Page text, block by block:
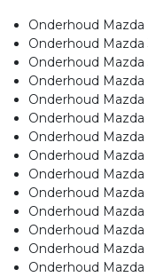
Onderhoud Mazda
Onderhoud Mazda
Onderhoud Mazda
Onderhoud Mazda
Onderhoud Mazda
Onderhoud Mazda
Onderhoud Mazda
Onderhoud Mazda
Onderhoud Mazda
Onderhoud Mazda
Onderhoud
Onderhoud Mazda
Onderhoud Mazda
Onderhoud Mazda